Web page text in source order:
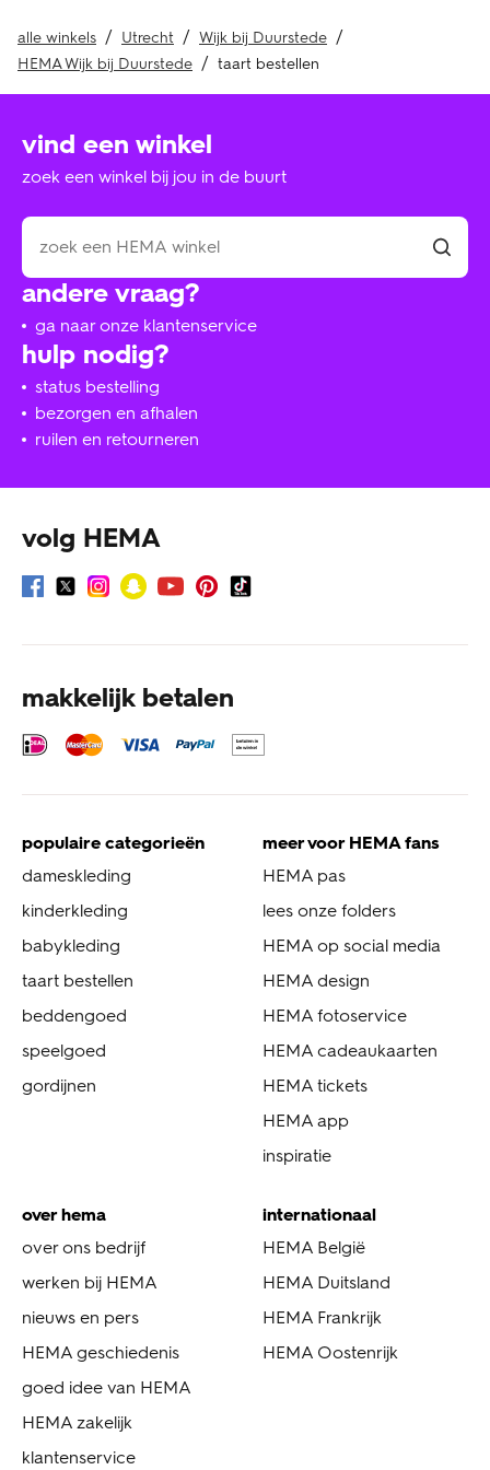
alle winkels Utrecht
Wijk bij Duurstede
HEMA Wijk bij Duurstede
taart bestellen
hulp nodig?
status bestelling
bezorgen en afhalen
ruilen en retourneren
andere vraag?
ga naar onze klantenservice
vind een winkel
zoek een winkel bij jou in de buurt
volg HEMA
makkelijk betalen
populaire categorieën
dameskleding
kinderkleding
babykleding
taart bestellen
beddengoed
speelgoed
gordijnen
meer voor HEMA fans
HEMA pas
lees onze folders
HEMA op social media
HEMA design
HEMA fotoservice
HEMA cadeaukaarten
HEMA tickets
HEMA app
inspiratie
over hema
over ons bedrijf
werken bij HEMA
nieuws en pers
HEMA geschiedenis
goed idee van HEMA
HEMA zakelijk
klantenservice
internationaal
HEMA België
HEMA Duitsland
HEMA Frankrijk
HEMA Oostenrijk